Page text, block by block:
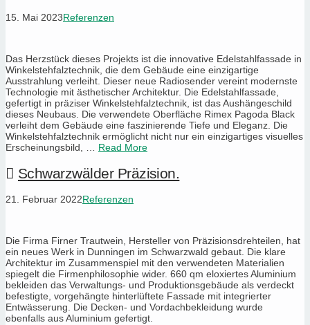
15. Mai 2023Referenzen
Das Herzstück dieses Projekts ist die innovative Edelstahlfassade in
Winkelstehfalztechnik, die dem Gebäude eine einzigartige
Ausstrahlung verleiht. Dieser neue Radiosender vereint modernste
Technologie mit ästhetischer Architektur. Die Edelstahlfassade,
gefertigt in präziser Winkelstehfalztechnik, ist das Aushängeschild
dieses Neubaus. Die verwendete Oberfläche Rimex Pagoda Black
verleiht dem Gebäude eine faszinierende Tiefe und Eleganz. Die
Winkelstehfalztechnik ermöglicht nicht nur ein einzigartiges visuelles
Erscheinungsbild, … Read More
Schwarzwälder Präzision.
21. Februar 2022Referenzen
Die Firma Firner Trautwein, Hersteller von Präzisionsdrehteilen, hat
ein neues Werk in Dunningen im Schwarzwald gebaut. Die klare
Architektur im Zusammenspiel mit den verwendeten Materialien
spiegelt die Firmenphilosophie wider. 660 qm eloxiertes Aluminium
bekleiden das Verwaltungs- und Produktionsgebäude als verdeckt
befestigte, vorgehängte hinterlüftete Fassade mit integrierter
Entwässerung. Die Decken- und Vordachbekleidung wurde
ebenfalls aus Aluminium gefertigt.